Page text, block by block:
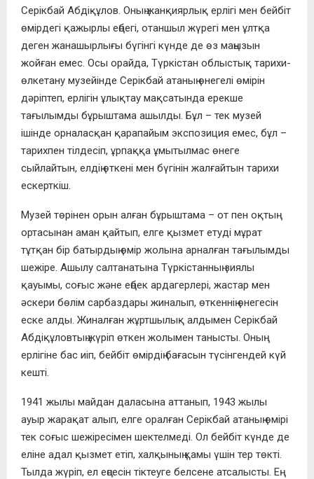
Серікбай Абдіқұлов. Оның жанқиярлық ерлігі мен бейбіт
өмірдегі қажырлы еңбегі, отаншыл жүрегі мен ұлтқа
деген жанашырлығы бүгінгі күнде де өз маңызын
жойған емес. Осы орайда, Түркістан облыстық тарихи-
өлкетану музейінде Серікбай атаның өнегелі өмірін
дәріптеп, ерлігін ұлықтау мақсатында ерекше
тағылымды бұрыштама ашылды. Бұл – тек музей
ішінде орналасқан қарапайым экспозиция емес, бұл –
тарихпен тілдесіп, ұрпаққа ұмытылмас өнеге
сыйлайтын, елдің өткені мен бүгінін жалғайтын тарихи
ескерткіш.
Музей төрінен орын алған бұрыштама – от пен оқтың
ортасынан аман қайтып, елге қызмет етуді мұрат
тұтқан бір батырдың өмір жолына арналған тағылымды
шежіре. Ашылу салтанатына Түркістанның зиялы
қауымы, соғыс және еңбек ардагерлері, жастар мен
әскери бөлім сарбаздары жиналып, өткеннің өнегесін
еске алды. Жиналған жұртшылық алдымен Серікбай
Абдіқұловтың жүріп өткен жолымен танысты. Оның
ерлігіне бас иіп, бейбіт өмірдің бағасын түсінгендей күй
кешті.
1941 жылы майдан даласына аттанып, 1943 жылы
ауыр жарақат алып, елге оралған Серікбай атаның өмірі
тек соғыс шежіресімен шектелмеді. Ол бейбіт күнде де
еліне адал қызмет етіп, халқының қамы үшін тер төкті.
Тылда жүріп, ел еңсесін тіктеуге белсене атсалысты. Ең